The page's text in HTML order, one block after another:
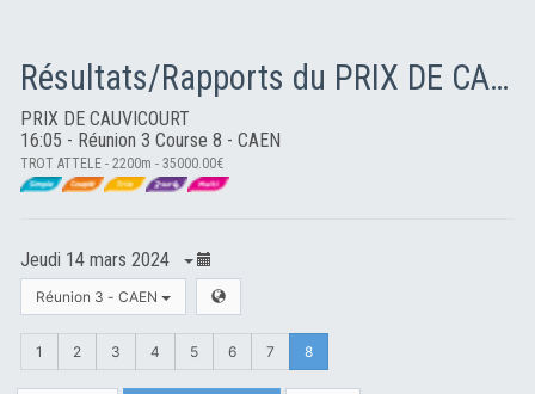
Résultats/Rapports du PRIX DE CAUVICOURT
PRIX DE CAUVICOURT
16:05 - Réunion 3 Course 8 - CAEN
TROT ATTELE - 2200m - 35000.00€
Jeudi 14 mars 2024
Réunion 3 - CAEN
1 2 3 4 5 6 7 8